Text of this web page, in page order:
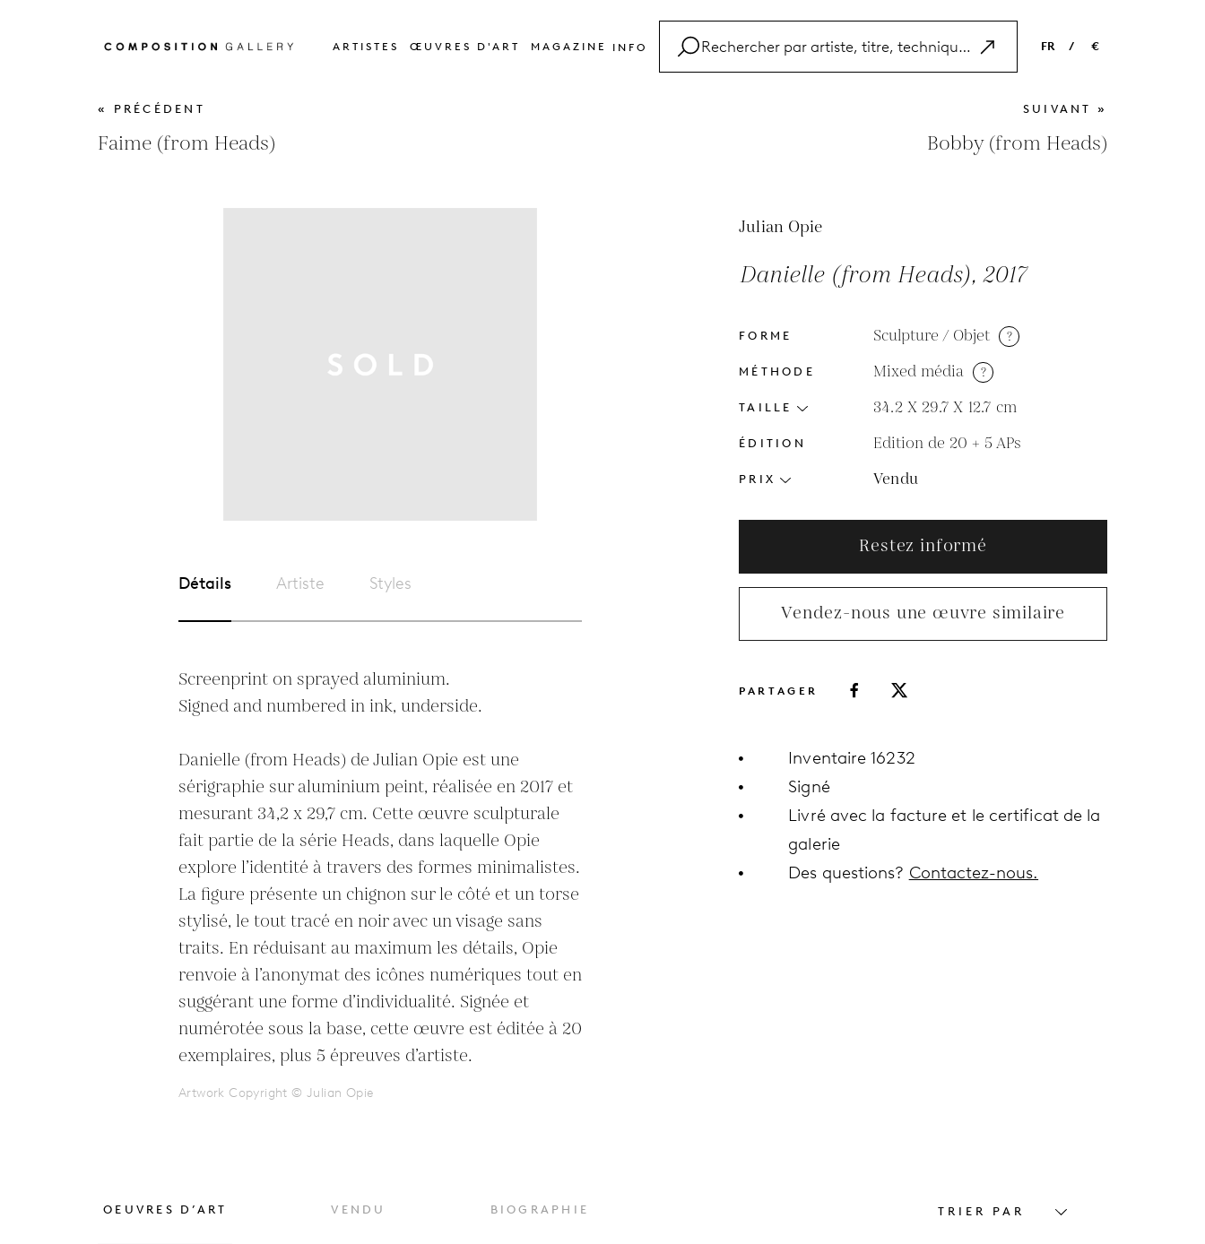
ARTISTES ŒUVRES D'ART MAGAZINE INFO FR
NL
ES
/ €
EUR
GBP
« PRÉCÉDENT
Faime (from Heads)
SUIVANT »
Bobby (from Heads)
Détails Artiste Styles
Screenprint on sprayed aluminium.
Signed and numbered in ink, underside.
Danielle (from Heads) de Julian Opie est une
sérigraphie sur aluminium peint, réalisée en 2017 et
mesurant 34,2 x 29,7 cm. Cette œuvre sculpturale
fait partie de la série Heads, dans laquelle Opie
explore l’identité à travers des formes minimalistes.
La figure présente un chignon sur le côté et un torse
stylisé, le tout tracé en noir avec un visage sans
traits. En réduisant au maximum les détails, Opie
renvoie à l’anonymat des icônes numériques tout en
suggérant une forme d’individualité. Signée et
numérotée sous la base, cette œuvre est éditée à 20
exemplaires, plus 5 épreuves d’artiste.
Artwork Copyright © Julian Opie
Julian Opie
Danielle (from Heads), 2017
FORME Sculpture / Objet ?
MÉTHODE Mixed média ?
TAILLE 34.2 X 29.7 X 12.7 cm
ÉDITION Edition de 20 + 5 APs
PRIX Vendu
Restez informé
Vendez-nous une œuvre similaire
PARTAGER
Inventaire 16232
Signé
Livré avec la facture et le certificat de la
galerie
Des questions? Contactez-nous.
OEUVRES D’ART VENDU BIOGRAPHIE TRIER PAR